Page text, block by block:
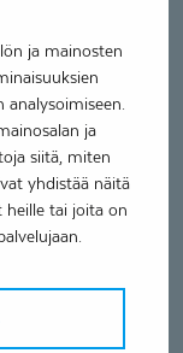
ja mainosten
ja
siitä, miten
yhdistää näitä
tai joita on
palveluihin ja
jatkaa
jatkossakin
Elämänpuussa
kuntoutustyön
ja
tarjota